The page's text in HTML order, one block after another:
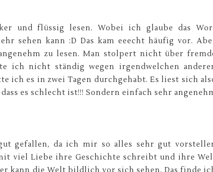
und flüssig lesen. Wobei ich glaube das
sehen kann :D Das kam eeecht häufig vor.
zu lesen. Man stolpert nicht über
ich nicht ständig wegen irgendwelchen
ich es in zwei Tagen durchgehabt. Es liest sich
es schlecht ist!!! Sondern einfach sehr
gefallen, da ich mir so alles sehr gut
viel Liebe ihre Geschichte schreibt und ihre